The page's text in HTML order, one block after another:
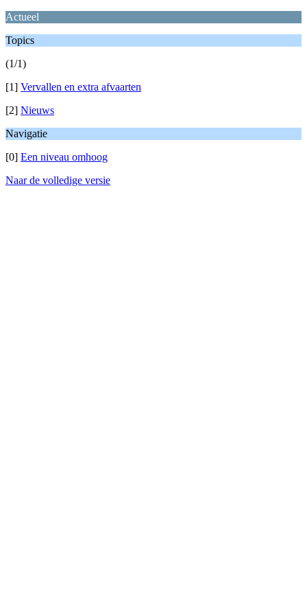
Actueel
Topics
(1/1)
[1] Vervallen en extra afvaarten
[2] Nieuws
Navigatie
[0] Een niveau omhoog
Naar de volledige versie